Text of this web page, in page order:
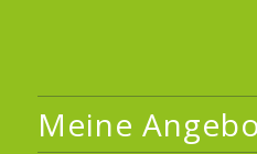
Meine